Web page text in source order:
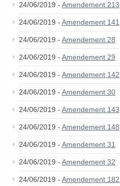
24/06/2019 - Amendement 213
24/06/2019 - Amendement 141
24/06/2019 - Amendement 28
24/06/2019 - Amendement 29
24/06/2019 - Amendement 142
24/06/2019 - Amendement 30
24/06/2019 - Amendement 143
24/06/2019 - Amendement 148
24/06/2019 - Amendement 31
24/06/2019 - Amendement 32
24/06/2019 - Amendement 182